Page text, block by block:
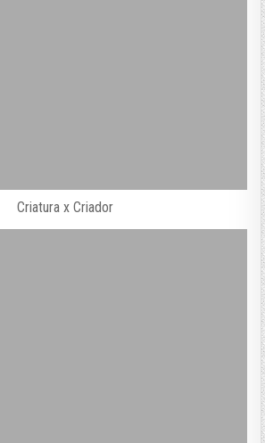
Criatura x Criador